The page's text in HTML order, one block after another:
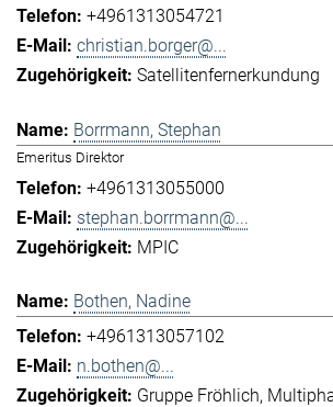
+4961313054721
christian.borger@...
Satellitenfernerkundung
Borrmann, Stephan
Emeritus Direktor
+4961313055000
stephan.borrmann@...
MPIC
Bothen, Nadine
+4961313057102
n.bothen@...
Gruppe Fröhlich